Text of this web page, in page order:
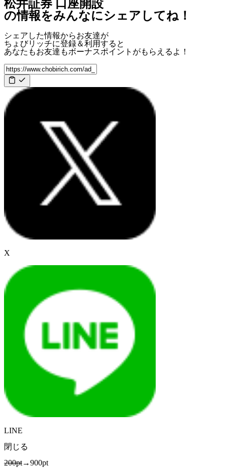
松井証券 口座開設
の情報をみんなにシェアしてね！
シェアした情報からお友達が
ちょびリッチに登録＆利用すると
あなたもお友達もボーナスポイント がもらえるよ！
X
LINE
閉じる
200pt→900pt